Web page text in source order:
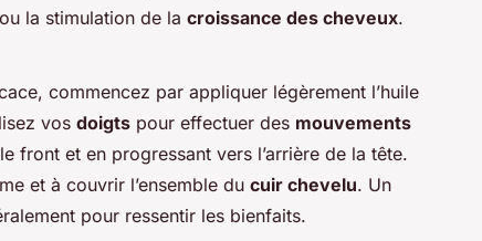
la stimulation de la croissance des cheveux.
commencez par appliquer légèrement l’huile
vos doigts pour effectuer des mouvements
front et en progressant vers l’arrière de la tête.
et à couvrir l’ensemble du cuir chevelu. Un
pour ressentir les bienfaits.